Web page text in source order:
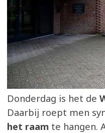
Donderdag is het de
Daarbij roept men
het raam te hangen.